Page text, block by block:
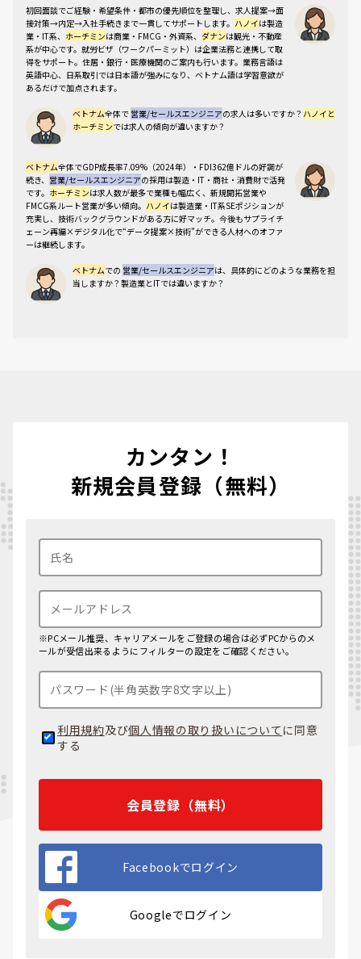
目指す場合、勤務都市によって求人の質・量・業界特
性が大きく異なります。日系企業の進出が集中するハ
ノイ・ホーチミンと、中部の中堅都市ダナンの3拠点
について、転職市場の実態を整理します。
ハノイ（北部）
IT・テック企業の集積地
政府系・公共プロジェクトが多い
日系製造業メーカーの拠点が多い
技術提案型のセールスエンジニア需
要が大きい
生活費はホーチミンよりやや低め
FMCG・小売・サービス業が豊富
新規開拓営業のポジションが多い
インセンティブ重視の報酬設計
観光・不動産・ホテル業が中心
IT・ソフトウェア開発の拠点として
成長中
生活コストが3都市で最も低い
市場規模は小さいが競合が少ない
く
ベトナム語学習環境としても魅力的
比較項目 ハノイ
ホーチ
ミン
求人数（目
初回面談でご経験・希望条件・都市の優先順位を整理し、求人提案→面
接対策→内定→入社手続きまで一貫してサポートします。 ハノイは製造
業・IT系、 ホーチミンは商業・FMCG・外資系、 ダナンは観光・不動産
系が中心です。就労ビザ（ワークパーミット）は企業法務と連携して取
得をサポート。住居・銀行・医療機関のご案内も行います。業務言語は
英語中心、日系取引では日本語が強みになり、 ベトナム語は学習意欲が
あるだけで加点されます。
ベトナム全体で 営業/セールスエンジニアの求人は多いですか？ ハノイと
ホーチミンでは求人の傾向が違いますか？
ベトナム全体でGDP成長率7.09%（2024年）・FDI362億ドルの好調が
続き、 営業/セールスエンジニアの採用は製造・IT・商社・消費財で活発
です。 ホーチミンは求人数が最多で業種も幅広く、新規開拓営業や
FMCG系ルート営業が多い傾向。 ハノイは製造業・IT系SEポジションが
充実し、技術バックグラウンドがある方に好マッチ。今後もサプライチ
ェーン再編×デジタル化で“データ提案×技術”ができる人材へのオファ
ーは継続します。
ベトナムでの 営業/セールスエンジニアは、具体的にどのような業務を担
当しますか？製造業とITでは違いますか？
英語はTOEIC 600点以上（外資系は730点〜）が目安ですが、読み書き
会議・交渉での会話力を重視。日本語が強みになる日系企業も多
ベトナム語は必須ではなく学習意欲があれば加点。スキルは提案設
ます。
GDP7%超の成長市場で“新規開拓×技術提案×運用定着”を一気通貫で経
験できます。キャリアパスはキーアカウントMgr→営業Mgr→セールスエ
ンジニア統括→カントリーマネージャーが典型。ベトナムでの5〜7年で
ル・リージョナル営業戦略・事業開発へのステップアップも視野に入り
ハノイ・ホーチミンで培った多国籍チーム運営とKPI実績は、日系
本社やグローバル企業でも高く評価されます。
カンタン！
新規会員登録（無料）
※PCメール推奨、キャリアメールをご登録の場合は必ずPCからのメ
ールが受信出来るようにフィルターの設定をご確認ください。
利用規約及び個人情報の取り扱いについて に同意
する
会員登録（無料）
Facebookでログイン
Googleでログイン